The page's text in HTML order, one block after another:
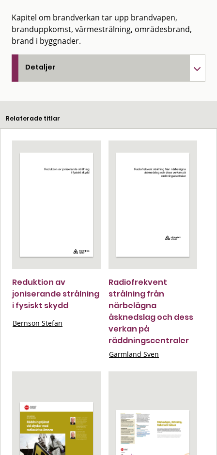
Kapitel om brandverkan tar upp brandvapen,
branduppkomst, värmestrålning, områdesbrand,
brand i byggnader.
Detaljer
Relaterade titlar
Reduktion av
joniserande strålning
i fysiskt skydd
Bernson Stefan
Radiofrekvent
strålning från
närbelägna
åsknedslag och dess
verkan på
räddningscentraler
Garmland Sven